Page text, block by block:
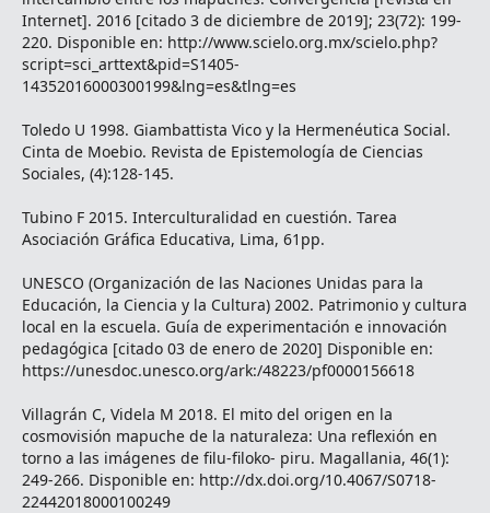
Internet]. 2016 [citado 3 de diciembre de 2019]; 23(72): 199-
220. Disponible en: http://www.scielo.org.mx/scielo.php?
script=sci_arttext&pid=S1405-
14352016000300199&lng=es&tlng=es
Toledo U 1998. Giambattista Vico y la Hermenéutica Social.
Cinta de Moebio. Revista de Epistemología de Ciencias
Sociales, (4):128-145.
Tubino F 2015. Interculturalidad en cuestión. Tarea
Asociación Gráfica Educativa, Lima, 61pp.
UNESCO (Organización de las Naciones Unidas para la
Educación, la Ciencia y la Cultura) 2002. Patrimonio y cultura
local en la escuela. Guía de experimentación e innovación
pedagógica [citado 03 de enero de 2020] Disponible en:
https://unesdoc.unesco.org/ark:/48223/pf0000156618
Villagrán C, Videla M 2018. El mito del origen en la
cosmovisión mapuche de la naturaleza: Una reflexión en
torno a las imágenes de filu-filoko- piru. Magallania, 46(1):
249-266. Disponible en: http://dx.doi.org/10.4067/S0718-
22442018000100249